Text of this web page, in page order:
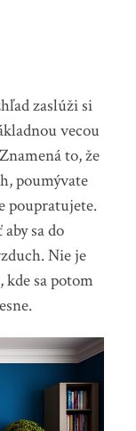
zaslúži si
vecou
to, že
poumývate
poupratujete.
sa do
Nie je
sa potom